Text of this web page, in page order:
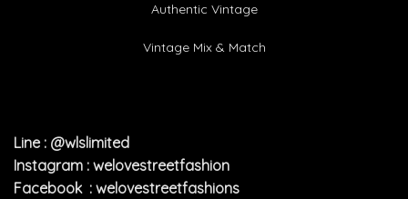
Authentic Vintage
Vintage Mix & Match
Line : @wlslimited
Instagram : welovestreetfashion
Facebook : welovestreetfashions